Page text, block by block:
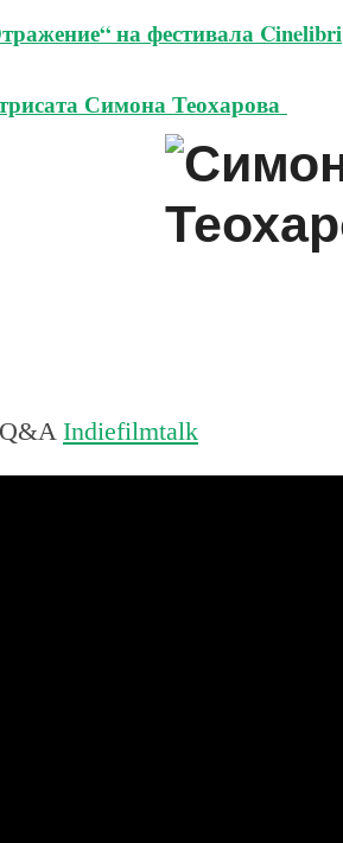
на фестивала Cinelibri
Симона Теохарова
Q&A Indiefilmtalk